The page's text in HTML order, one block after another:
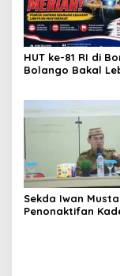
HUT ke-81 RI di
Bolango Bakal
Libatkan
Sekda Iwan
Penonaktifan